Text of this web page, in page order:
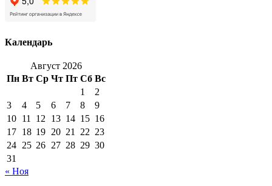
Календарь
Август 2026
Пн Вт Ср Чт Пт Сб Вс
1
2
3
4 5 6 7 8
9
10 11 12 13 14 15 16
17 18 19 20 21 22 23
24 25 26 27 28 29 30
31
« Ноя